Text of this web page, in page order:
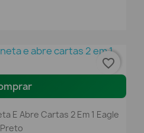
E Abre Cartas 2 Em 1 Eagle
Preto
favorite_border